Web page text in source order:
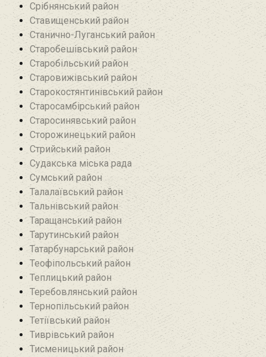
Срібнянський район‎
Ставищенський район
Станично-Луганський район‎
Старобешівський район‎
Старобільський район
Старовижівський район
Старокостянтинівський район
Старосамбірський район
Старосинявський район
Сторожинецький район
Стрийський район
Судакська міська рада
Сумський район
Талалаївський район
Тальнівський район
Таращанський район
Тарутинський район
Татарбунарський район
Теофіпольський район‎
Теплицький район
Теребовлянський район
Тернопільський район
Тетіївський район
Тиврівський район
Тисменицький район